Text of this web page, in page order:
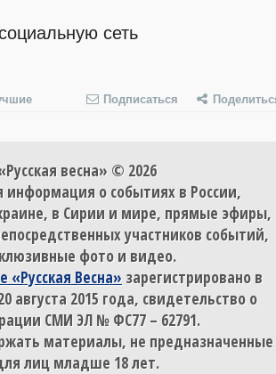
сеть
Подписаться
весна» © 2026
информация о событиях в России,
в Сирии и мире, прямые эфиры,
участников событий,
фото и видео.
«Русская Весна» зарегистрировано в
августа 2015 года, свидетельство о
СМИ ЭЛ № ФС77 – 62791.
материалы, не предназначенные
лиц младше 18 лет.